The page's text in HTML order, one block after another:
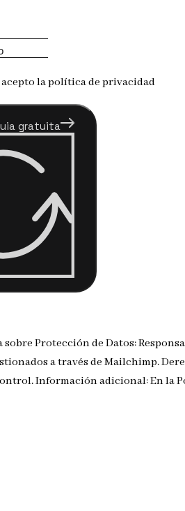
la política de privacidad
gratuita
Protección de Datos:
a través de Mailchimp.
Información adicional: En la